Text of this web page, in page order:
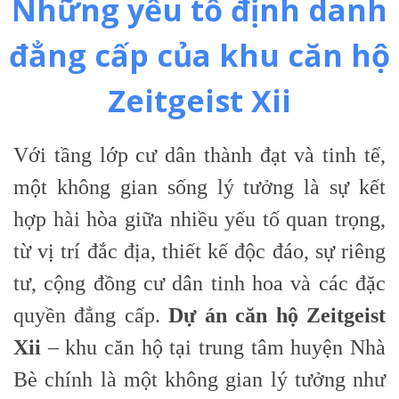
Những yếu tố định danh
đẳng cấp của khu căn hộ
Zeitgeist Xii
Với tầng lớp cư dân thành đạt và tinh tế,
một không gian sống lý tưởng là sự kết
hợp hài hòa giữa nhiều yếu tố quan trọng,
từ vị trí đắc địa, thiết kế độc đáo, sự riêng
tư, cộng đồng cư dân tinh hoa và các đặc
quyền đẳng cấp.Dự án căn hộ Zeitgeist
Xii– khu căn hộ tại trung tâm huyện Nhà
Bè chính là một không gian lý tưởng như